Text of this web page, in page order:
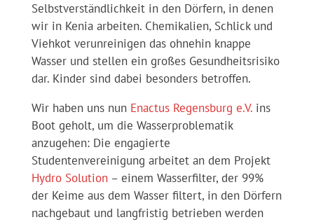
Selbstverständlichkeit in den Dörfern, in denen
wir in Kenia arbeiten. Chemikalien, Schlick und
Viehkot verunreinigen das ohnehin knappe
Wasser und stellen ein großes Gesundheitsrisiko
dar. Kinder sind dabei besonders betroffen.
Wir haben uns nun Enactus Regensburg e.V.ins
Boot geholt, um die Wasserproblematik
anzugehen: Die engagierte
Studentenvereinigung arbeitet an dem Projekt
Hydro Solution– einem Wasserfilter, der 99%
der Keime aus dem Wasser filtert, in den Dörfern
nachgebaut und langfristig betrieben werden